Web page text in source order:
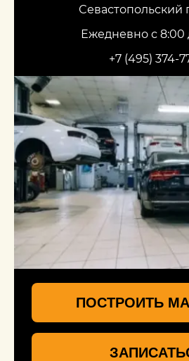
Севастопольский
Ежедневно с 8:00
+7 (495) 374-
ПОСТРОИТЬ